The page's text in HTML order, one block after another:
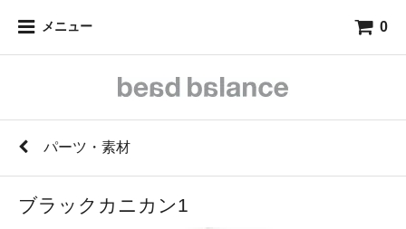
メニュー 0
パーツ・素材
ブラックカニカン1